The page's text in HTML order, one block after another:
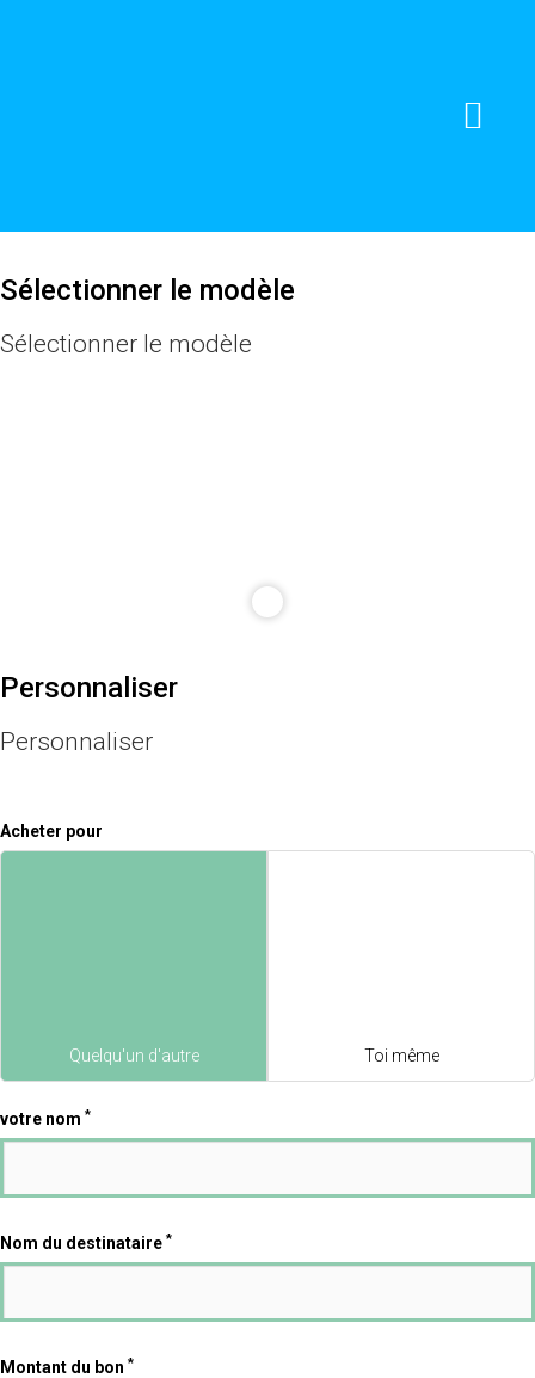
Sélectionner le modèle
Sélectionner le modèle
Personnaliser
Personnaliser
Acheter pour
Quelqu'un d'autre Toi même
votre nom *
Nom du destinataire *
Montant du bon *